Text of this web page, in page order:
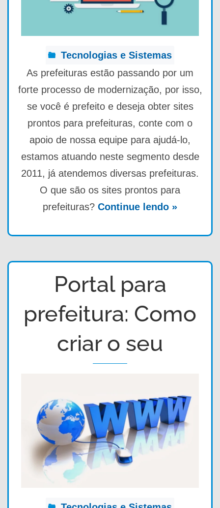
Tecnologias e Sistemas
As prefeituras estão passando por um
forte processo de modernização, por isso,
se você é prefeito e deseja obter sites
prontos para prefeituras, conte com o
apoio de nossa equipe para ajudá-lo,
estamos atuando neste segmento desde
2011, já atendemos diversas prefeituras.
O que são os sites prontos para
prefeituras? Continue lendo »
Portal para
prefeitura: Como
criar o seu